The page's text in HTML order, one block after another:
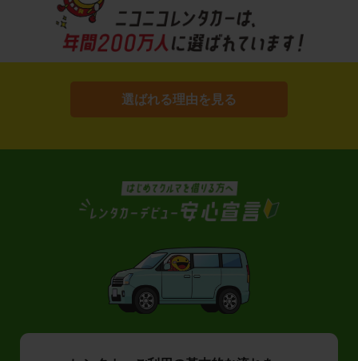
選ばれる理由を見る